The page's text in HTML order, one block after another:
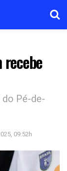
recebe
Pé-de-
09:52h